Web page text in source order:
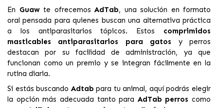
En Guawte ofrecemos AdTab, una solución en formato
oral pensada para quienes buscan una alternativa práctica
a los antiparasitarios tópicos. Estos comprimidos
masticables antiparasitarios para gatos y perros
destacan por su facilidad de administración, ya que
funcionan como un premio y se integran fácilmente en la
rutina diaria.
Si estás buscando Adtab para tu animal, aquí podrás elegir
la opción más adecuada tanto para AdTab perros como